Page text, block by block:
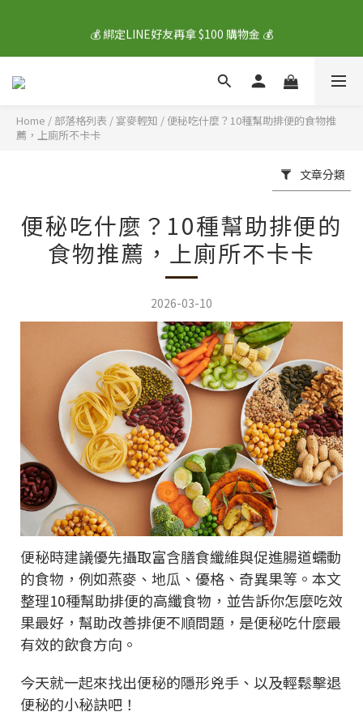
🎁 新註冊會員送價值 $400 大禮包 🎁
💰 綁定LINE好友再拿 $100 購物金 💰
下單就送🥛豆豆鮮生 原味/芝麻口味熬豆漿 各1瓶🥛數量有限送完
🎁 新註冊會員送價值 $400 大禮包 🎁
Home / 部落格列表 /宴麥輕知 /便秘吃什麼？10種幫助排便的食物推
薦，上廁所不卡卡
文章分類
便秘吃什麼？10種幫助排便的
食物推薦，上廁所不卡卡
2026-03-10
便秘時建議優先攝取富含膳食纖維與促進腸道蠕動
的食物，例如燕麥、地瓜、優格、奇異果等。本文
整理10種幫助排便的高纖食物，並告訴你怎麼吃效
果最好，幫助改善排便不順問題，是便秘吃什麼最
有效的飲食方向。
今天就一起來找出便秘的隱形兇手、以及輕鬆擊退
便秘的小秘訣吧！